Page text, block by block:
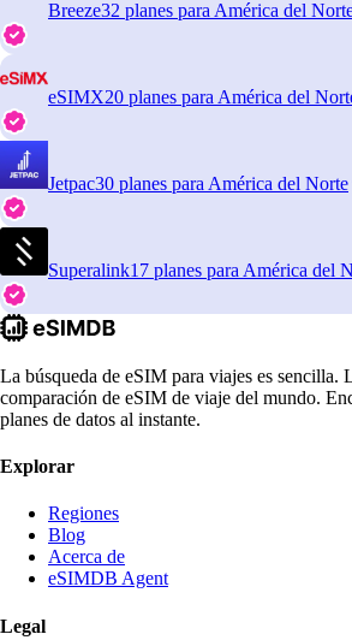
Breeze32 planes para América del
eSIMX20 planes para América del
Jetpac30 planes para América del Norte
Superalink17 planes para América del
La búsqueda de eSIM para viajes es sencilla.
comparación de eSIM de viaje del mundo.
planes de datos al instante.
Explorar
Regiones
Blog
Acerca de
eSIMDB Agent
Legal